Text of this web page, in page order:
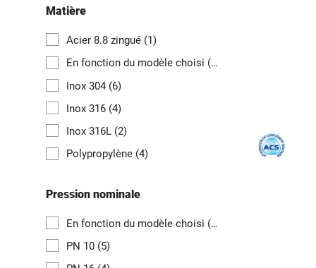
Matière
Acier 8.8 zingué (1)
En fonction du modèle choisi (11)
Inox 304 (6)
Inox 316 (4)
Inox 316L (2)
Polypropylène (4)
Pression nominale
En fonction du modèle choisi (12)
PN 10 (5)